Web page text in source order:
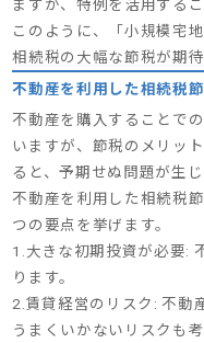
ますが、特例を活用する
このように、「小規模宅
相続税の大幅な節税が期待
不動産を利用した相続税
不動産を購入することで
いますが、節税のメリッ
ると、予期せぬ問題が生
不動産を利用した相続税
つの要点を挙げます。
1.大きな初期投資が必要:
ります。
2.賃貸経営のリスク: 不動
うまくいかないリスクも